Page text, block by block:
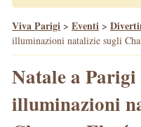
Viva Parigi > Eventi >
illuminazioni natalizie sugli
Natale a Parigi
illuminazioni